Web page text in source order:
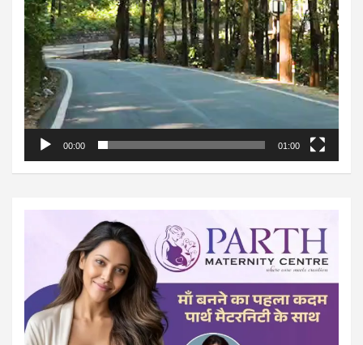
00:00 01:00